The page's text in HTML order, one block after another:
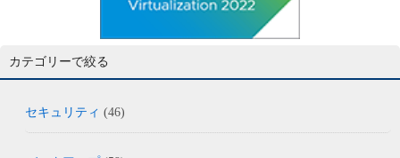
カテゴリーで絞る
セキュリティ (46)